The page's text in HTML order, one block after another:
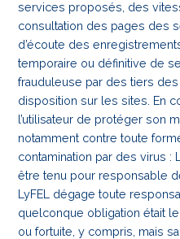
services proposés, des
consultation des pages des
d’écoute des
temporaire ou définitive de
frauduleuse par des tiers
disposition sur les sites. En
l’utilisateur de protéger son
notamment contre toute
contamination par des virus :
être tenu pour responsable
LyFEL dégage toute
quelconque obligation était
ou fortuite, y compris, mais